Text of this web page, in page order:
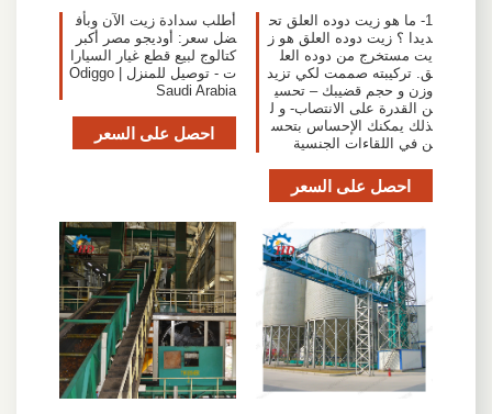
1- ما هو زيت دوده العلق تح
ديدا ؟ زيت دوده العلق هو ز
يت مستخرج من دوده العل
ق. تركيبته صممت لكي تزيد
وزن و حجم قضيبك – تحسي
ن القدرة على الانتصاب- و ل
ذلك يمكنك الإحساس بتحس
ن في اللقاءات الجنسية
احصل على السعر
أطلب سدادة زيت الآن وبأف
ضل سعر: أوديجو مصر أكبر
كتالوج لبيع قطع غيار السيارا
ت - توصيل للمنزل | Odiggo
Saudi Arabia
احصل على السعر